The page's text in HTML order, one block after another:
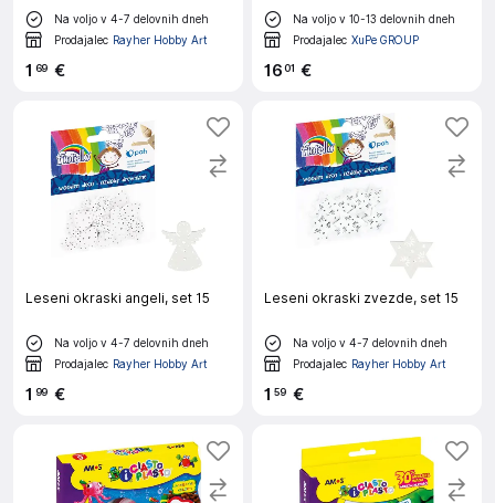
Na voljo v 4-7 delovnih dneh
Prodajalec Rayher Hobby Art
1 69 €
Na voljo v 10-13 delovnih dneh
Prodajalec XuPe GROUP
1601 €
Leseni okraski angeli, set 15
Na voljo v 4-7 delovnih dneh
Prodajalec Rayher Hobby Art
1 99 €
Leseni okraski zvezde, set 15
Na voljo v 4-7 delovnih dneh
Prodajalec Rayher Hobby Art
1 59 €